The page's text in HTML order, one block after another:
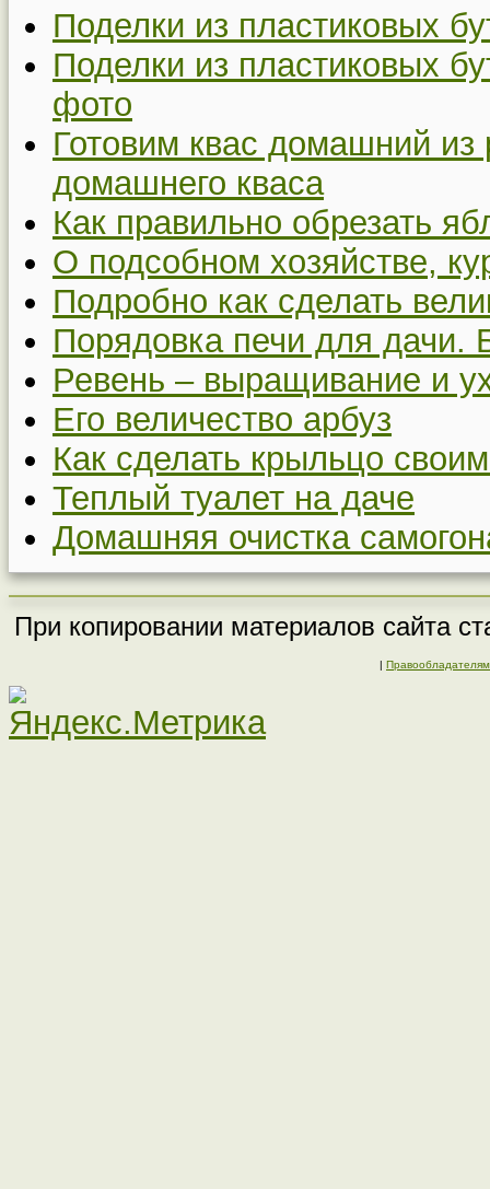
Поделки из пластиковых
Поделки из пластиковых
фото
Готовим квас домашний
домашнего кваса
Как правильно обрезать
О подсобном хозяйстве,
Подробно как сделать
Порядовка печи для дачи.
Ревень – выращивание и
Его величество арбуз
Как сделать крыльцо
Теплый туалет на даче
Домашняя очистка
При копировании материалов сайта
| Правообладателям